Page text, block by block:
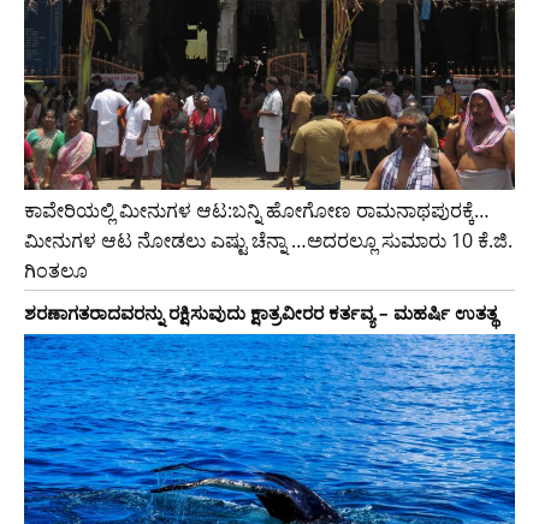
ಕಾವೇರಿಯಲ್ಲಿ ಮೀನುಗಳ ಆಟ:ಬನ್ನಿ ಹೋಗೋಣ ರಾಮನಾಥಪುರಕ್ಕೆ…
ಮೀನುಗಳ ಆಟ ನೋಡಲು ಎಷ್ಟು ಚೆನ್ನಾ …ಅದರಲ್ಲೂ ಸುಮಾರು 10 ಕೆ.ಜಿ.
ಗಿಂತಲೂ
ಶರಣಾಗತರಾದವರನ್ನು ರಕ್ಷಿಸುವುದು ಕ್ಷಾತ್ರವೀರರ ಕರ್ತವ್ಯ – ಮಹರ್ಷಿ ಉತತ್ಥ